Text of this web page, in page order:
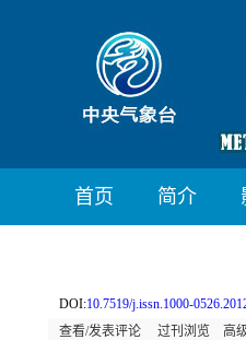
首页 简介
DOI:10.7519/j.issn.1000-
查看/发表评论
过刊浏览 高